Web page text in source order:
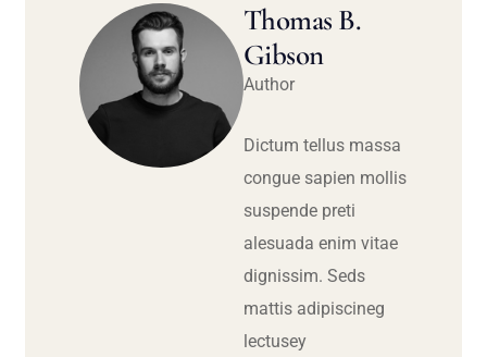
Thomas B.
Gibson
Author
Dictum tellus massa
congue sapien mollis
suspende preti
alesuada enim vitae
dignissim. Seds
mattis adipiscineg
lectusey